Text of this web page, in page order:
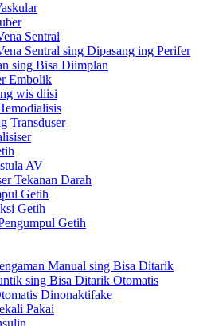
Sentral
Sentral sing Dipasang ing Perifer
sing Bisa Diimplan
Embolik
wis diisi
Transduser
AV
Tekanan Darah
Getih
Getih
Getih
Manual sing Bisa Ditarik
sing Bisa Ditarik Otomatis
Dinonaktifake
Pakai